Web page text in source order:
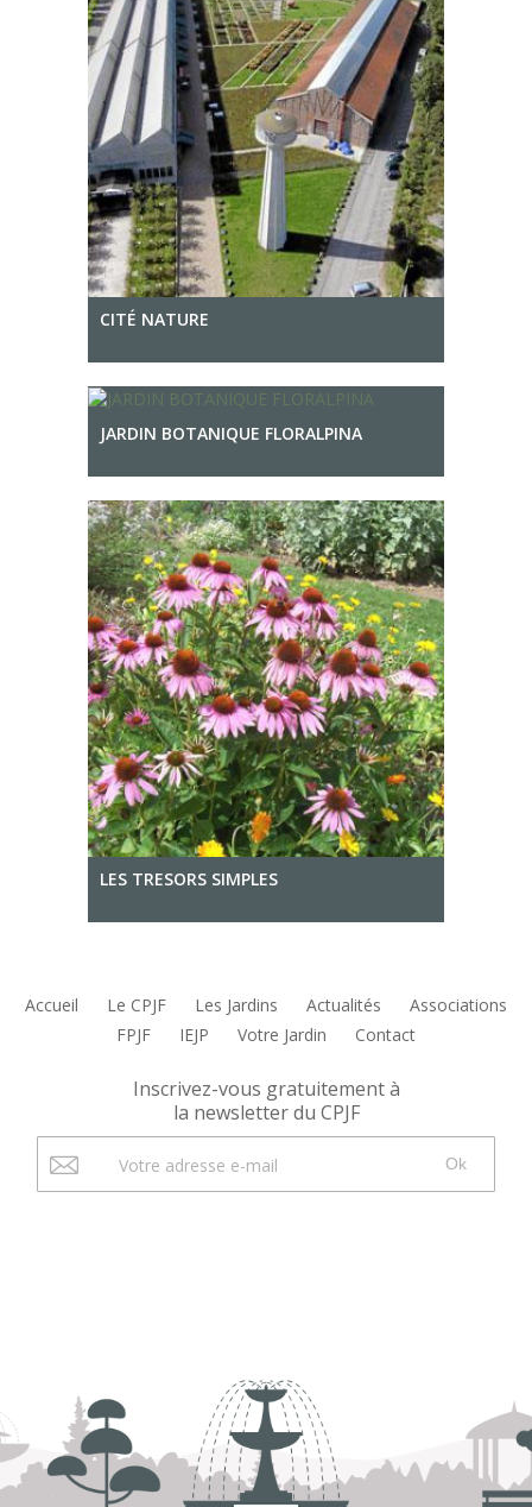
CITÉ NATURE
JARDIN BOTANIQUE FLORALPINA
LES TRESORS SIMPLES
Accueil Le CPJF Les Jardins Actualités
Associations
FPJF
IEJP Votre Jardin Contact
Inscrivez-vous gratuitement à
la newsletter du CPJF
Ok